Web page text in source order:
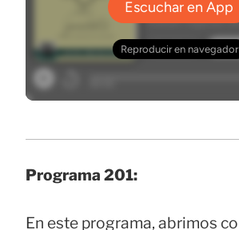
Programa 201:
En este programa, abrimos